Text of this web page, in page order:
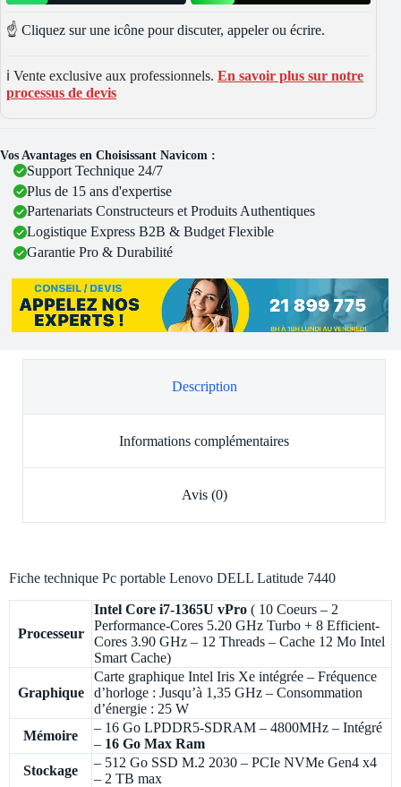
☝️ Cliquez sur une icône pour discuter, appeler ou écrire.
ℹ️ Vente exclusive aux professionnels. En savoir plus sur notre
processus de devis
Vos Avantages en Choisissant Navicom :
Support Technique 24/7
Plus de 15 ans d'expertise
Partenariats Constructeurs et Produits Authentiques
Logistique Express B2B & Budget Flexible
Garantie Pro & Durabilité
Description
Informations complémentaires
Avis (0)
Fiche technique Pc portable Lenovo DELL Latitude 7440
Processeur
Intel Core i7-1365U vPro ( 10 Coeurs – 2
Performance-Cores 5.20 GHz Turbo + 8 Efficient-
Cores 3.90 GHz – 12 Threads – Cache 12 Mo Intel
Smart Cache)
Graphique
Carte graphique Intel Iris Xe intégrée – Fréquence
d’horloge : Jusqu’à 1,35 GHz – Consommation
d’énergie : 25 W
Mémoire
– 16 Go LPDDR5-SDRAM – 4800MHz – Intégré
– 16 Go Max Ram
Stockage
– 512 Go SSD M.2 2030 – PCIe NVMe Gen4 x4
– 2 TB max